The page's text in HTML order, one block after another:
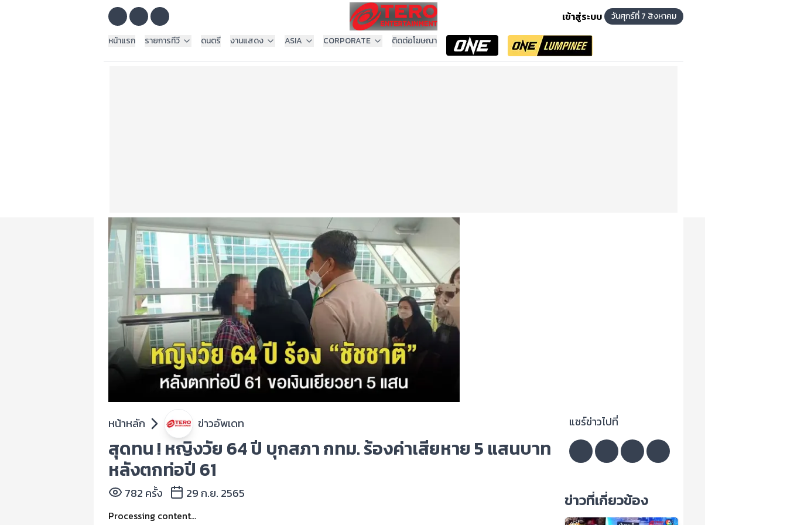
เข้าสู่ระบบ
วันศุกร์ที่ 7 สิงหาคม
หน้าแรก
รายการทีวี ดนตรี งานแสดง ASIA CORPORATE ติดต่อโฆษณา
หน้าหลัก ข่าวอัพเดท
สุดทน ! หญิงวัย 64 ปี บุกสภา กทม. ร้องค่าเสียหาย 5 แสนบาท
หลังตกท่อปี 61
782 ครั้ง 29 ก.ย. 2565
Processing content...
แชร์ข่าวไปที่
ข่าวที่เกี่ยวข้อง